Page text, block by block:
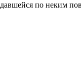
по неким